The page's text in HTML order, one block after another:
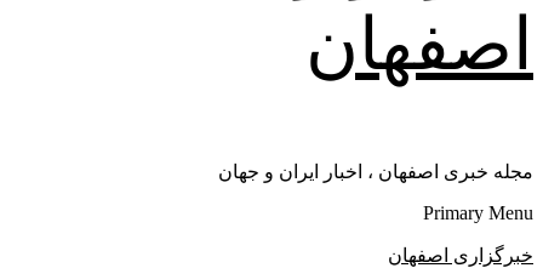
اصفهان
مجله خبری اصفهان ، اخبار ایران و جهان
Primary Menu
خبرگزاری اصفهان